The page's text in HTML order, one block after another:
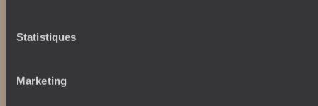
Statistiques
Marketing